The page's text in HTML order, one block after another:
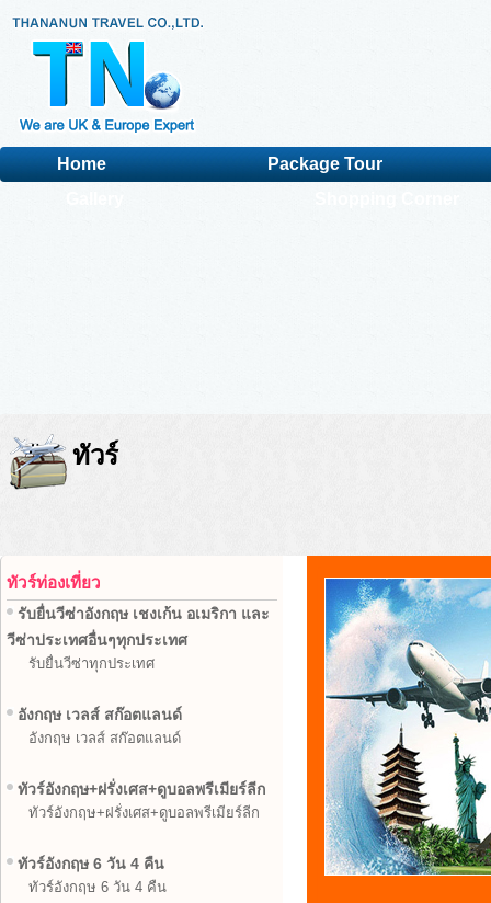
Home
Package Tour
ทัวร์
ทัวร์ท่องเที่ยว
รับยื่นวีซ่าอังกฤษ เชงเก้น อเมริกา และ
วีซ่าประเทศอื่นๆทุกประเทศ
รับยื่นวีซ่าทุกประเทศ
อังกฤษ เวลส์ สก๊อตแลนด์
อังกฤษ เวลส์ สก๊อตแลนด์
ทัวร์อังกฤษ+ฝรั่งเศส+ดูบอลพรีเมียร์ลีก
ทัวร์อังกฤษ+ฝรั่งเศส+ดูบอลพรีเมียร์ลีก
ทัวร์อังกฤษ 6 วัน 4 คืน
ทัวร์อังกฤษ 6 วัน 4 คืน